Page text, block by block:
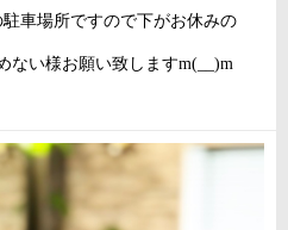
車場所ですので下がお休みの
ない様お願い致しますm(__)m